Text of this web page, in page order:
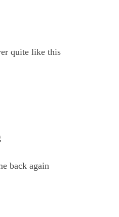
quite like this
back again